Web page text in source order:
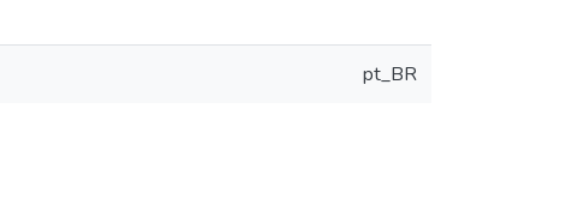
pt_BR